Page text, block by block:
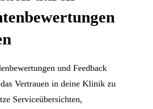
und Feedback
Vertrauen in deine Klinik zu
Serviceübersichten,